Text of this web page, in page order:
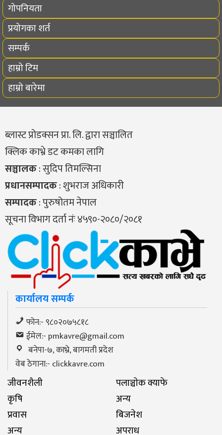
गोपनियता
प्रयोगका शर्त
सम्पर्क
हाम्रो टिम
हाम्रो बारेमा
ब्लास्ट प्रोडक्सन प्रा. लि. द्वारा सञ्चालित
क्लिक काभ्रे डट कमका लागि
सञ्चालक: सुदिप तिमल्सिना
प्रधानसम्पादक: शुभराज अधिकारी
सम्पादक: पुरुषोतम नेपाल
सूचना विभाग दर्ता नंः ४५९०-२०८०/२०८१
कार्यालय सम्पर्क
फोन:- ९८०२०७५८१८
ईमेल:- pmkavre@gmail.com
बनेपा-७, काभ्रे, बागमती प्रदेश
वेब ठेगाना:- clickkavre.com
जीवनशैली
पलाञ्चाेक क्याफे
कृषि
अन्य
प्रवास
बिजनेश
अन्य
अपराध